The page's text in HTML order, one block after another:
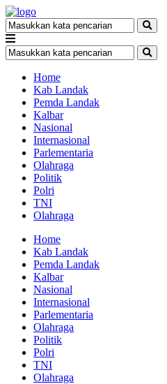
Home
Kab Landak
Pemda Landak
Kalbar
Nasional
Internasional
Parlementaria
Olahraga
Politik
Polri
TNI
Olahraga
Home
Kab Landak
Pemda Landak
Kalbar
Nasional
Internasional
Parlementaria
Olahraga
Politik
Polri
TNI
Olahraga